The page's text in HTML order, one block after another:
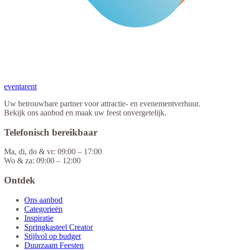
eventarent
Uw betrouwbare partner voor attractie- en evenementverhuur.
Bekijk ons aanbod en maak uw feest onvergetelijk.
Telefonisch bereikbaar
Ma, di, do & vr: 09:00 – 17:00
Wo & za: 09:00 – 12:00
Ontdek
Ons aanbod
Categorieën
Inspiratie
Springkasteel Creator
Stijlvol op budget
Duurzaam Feesten